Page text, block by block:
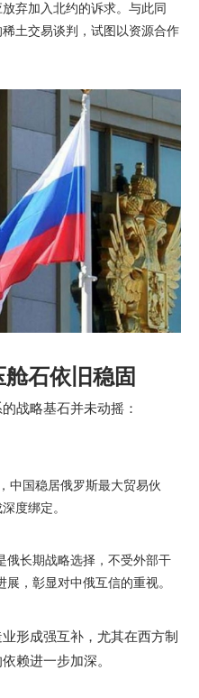
弃加入北约的诉求。与此同
土交易谈判，试图以资源合作
石依旧稳固
战略基石并未动摇：
中国稳居俄罗斯最大贸易伙
度绑定。
俄长期战略选择，不受外部干
，彰显对中俄互信的重视。
形成强互补，尤其在西方制
赖进一步加深。